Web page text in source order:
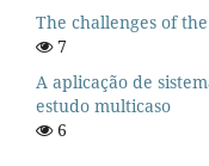
The challenges of
7
A aplicação de
estudo multicaso
6